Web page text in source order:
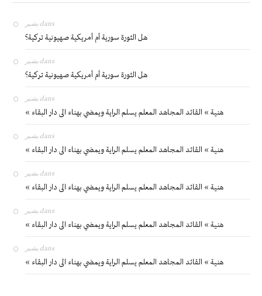
بشير dans
هل الثورة سورية أم أمريكية صهيونية تركية؟
بشير dans
هل الثورة سورية أم أمريكية صهيونية تركية؟
بشير dans
« هنية » القائد المجاهد المعلم يسلم الراية ويمضي بهناء الى دار البقاء
بشير dans
« هنية » القائد المجاهد المعلم يسلم الراية ويمضي بهناء الى دار البقاء
بشير dans
« هنية » القائد المجاهد المعلم يسلم الراية ويمضي بهناء الى دار البقاء
بشير dans
« هنية » القائد المجاهد المعلم يسلم الراية ويمضي بهناء الى دار البقاء
بشير dans
« هنية » القائد المجاهد المعلم يسلم الراية ويمضي بهناء الى دار البقاء